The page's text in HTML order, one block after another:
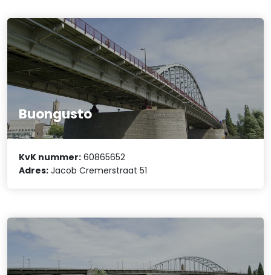
Buongusto
KvK nummer: 60865652
Adres: Jacob Cremerstraat 51